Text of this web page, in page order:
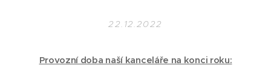
22.12.2022
Provozní doba naší kanceláře na konci roku: